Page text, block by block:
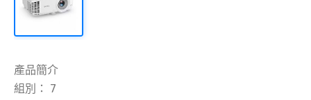
產品簡介
組別：
7